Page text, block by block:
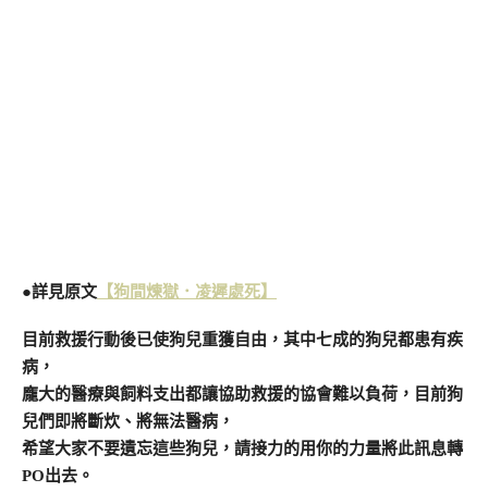
●詳見原文 【狗間煉獄．凌遲處死】
目前救援行動後已使狗兒重獲自由，其中七成的狗兒都患有疾
病，
龐大的醫療與飼料支出都讓協助救援的協會難以負荷，目前狗
兒們即將斷炊、將無法醫病，
希望大家不要遺忘這些狗兒，請接力的用你的力量將此訊息轉
PO出去。